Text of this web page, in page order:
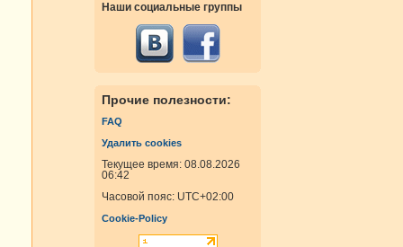
Наши социальные группы
Прочие полезности:
FAQ
Удалить cookies
Текущее время: 08.08.2026
06:42
Часовой пояс: UTC+02:00
Cookie-Policy